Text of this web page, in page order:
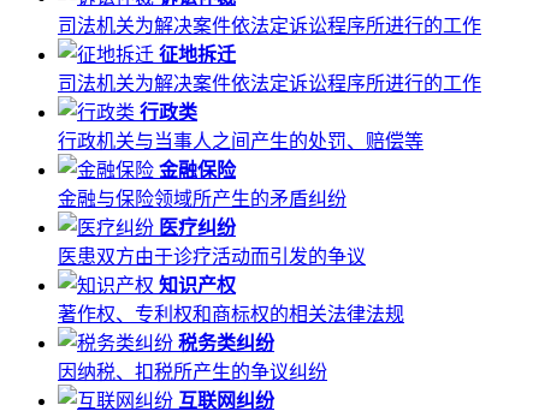
司法机关为解决案件依法定诉讼程序所进行的工作
征地拆迁
司法机关为解决案件依法定诉讼程序所进行的工作
行政类
行政机关与当事人之间产生的处罚、赔偿等
金融保险
金融与保险领域所产生的矛盾纠纷
医疗纠纷
医患双方由于诊疗活动而引发的争议
知识产权
著作权、专利权和商标权的相关法律法规
税务类纠纷
因纳税、扣税所产生的争议纠纷
互联网纠纷